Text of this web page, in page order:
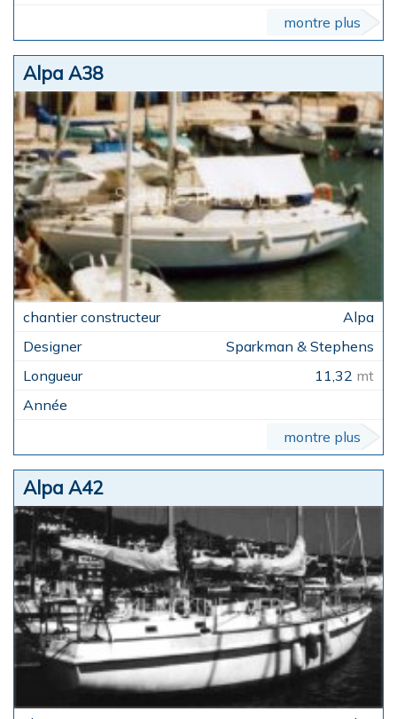
montre plus
Alpa A38
Alpa
Sparkman & Stephens
11,32 mt
montre plus
Alpa A42